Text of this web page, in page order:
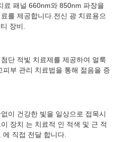
료 패널 660nm와 850nm 파장을
를 제공합니다.전신 광 치료용으
장비.
단 적빛 치료제를 제공하여 얼룩
부 관리 치료법을 통해 젊음을 증
이 건강한 빛을 일상으로 접목시
장치 는 치료적 인 적색 및 근 적
직접 전달 합니다.